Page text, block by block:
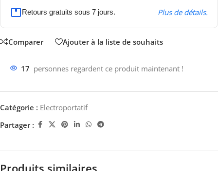
Retours gratuits sous 7 jours. Plus de détails.
Comparer Ajouter à la liste de souhaits
17 personnes regardent ce produit maintenant !
Catégorie : Electroportatif
Partager :
Produits similaires